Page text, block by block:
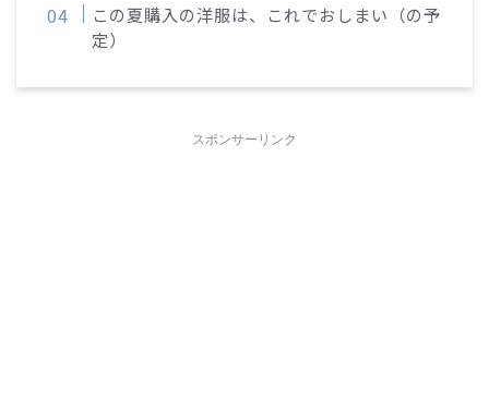
この夏購入の洋服は、これでおしまい（の予
定）
スポンサーリンク